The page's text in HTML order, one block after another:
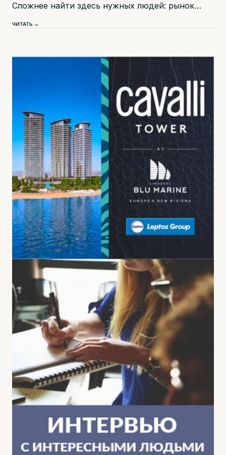
Сложнее найти здесь нужных людей: рынок…
ЧИТАТЬ →